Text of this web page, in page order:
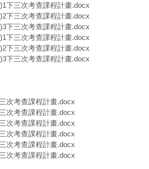
下三次考查課程計畫.docx
下三次考查課程計畫.docx
下三次考查課程計畫.docx
下三次考查課程計畫.docx
下三次考查課程計畫.docx
下三次考查課程計畫.docx
次考查課程計畫.docx
次考查課程計畫.docx
次考查課程計畫.docx
次考查課程計畫.docx
次考查課程計畫.docx
次考查課程計畫.docx